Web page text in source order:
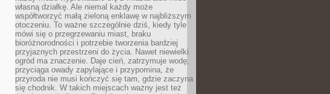
własną działkę. Ale niemal każdy może
współtworzyć małą zieloną enklawę w najbliższym
otoczeniu. To ważne szczególnie dziś, kiedy tyle
mówi się o przegrzewaniu miast, braku
bioróżnorodności i potrzebie tworzenia bardziej
przyjaznych przestrzeni do życia. Nawet niewielki
ogród ma znaczenie. Daje cień, zatrzymuje wodę,
przyciąga owady zapylające i przypomina, że
przyroda nie musi kończyć się tam, gdzie zaczyna
się chodnik. W takich miejscach ważny jest też